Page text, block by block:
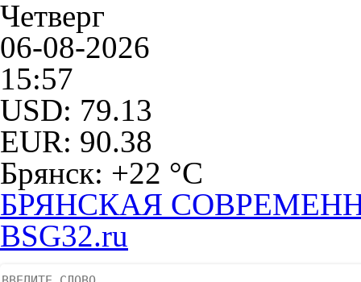
Четверг
06-08-2026
15:57
USD: 79.13
EUR: 90.38
Брянск: +22 °С
БРЯНСКАЯ
BSG32.ru